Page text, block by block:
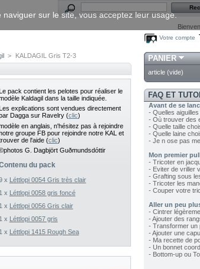
Votre compte
> KALDAGIL Gris T2-3
pack contient les pelotes pour réaliser le
Kaldagil dans la taille indiquée.
explications sont vendues directement
Dagga sur Ravelry (clic)
en anglais, n'hésitez pas à rejoindre
groupe FB pour rejoindre notre KAL et
de l'aide (clic)
G. Dagbjört Guðmundsdóttir
du pack
x
Léttlopi 0054 Gris très clair
1 x
Léttlopi 0058 gris foncé
1 x
Léttlopi 0056 Gris clair
1 x
Léttlopi 0057 gris
1 x
Léttlopi 1415 Rough Sea
PANIER
article (vide)
FAQ ET
Avant de se
- Quelles
- Où trouver des
- Quelle taille
- Quelle laine
- Je n ose pas
Mon premier
- Tricoter en
- Eviter de vriller
- Grafting sous
- Tricoter les
- Couper votre
Aller un peu
- Cintrer
- Ajouter des
- Transformer un
- Ajouter une
- Ma recette de
- Un bonnet
- Bottom-up ou
sur le site, vous acceptez leur usage.